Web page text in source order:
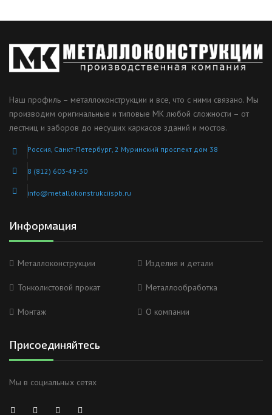
Наш профиль – металлоконструкции и все, что с ними связано. Мы
производим оригинальные и типовые МК любой сложности – от
лестниц и заборов до несущих каркасов зданий и мостов.
Россия, Санкт-Петербург, 2 Муринский проспект дом 38
8 (812) 603-49-30
info@metallokonstrukciispb.ru
Информация
Металлоконструкции Изделия и детали
Тонколистовой прокат Металлообработка
Монтаж О компании
Присоединяйтесь
Мы в социальных сетях
Анна